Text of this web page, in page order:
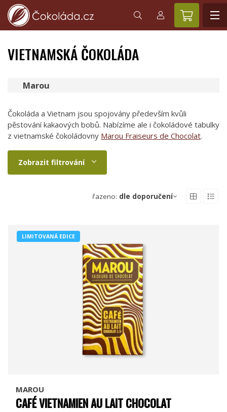
VIETNAMSKÁ ČOKOLÁDA
Marou
Čokoláda a Vietnam jsou spojovány především kvůli
pěstování kakaových bobů. Nabízíme ale i čokoládové tabulky
z vietnamské čokoládovny Marou Fraiseurs de Chocolat.
Zobrazit filtrování
řazeno: dle doporučení
LIMITOVANÁ EDICE
MAROU
CAFÉ VIETNAMIEN AU LAIT CHOCOLAT